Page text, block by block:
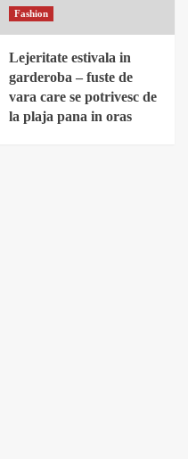
Fashion
Lejeritate estivala in
garderoba – fuste de
vara care se potrivesc de
la plaja pana in oras